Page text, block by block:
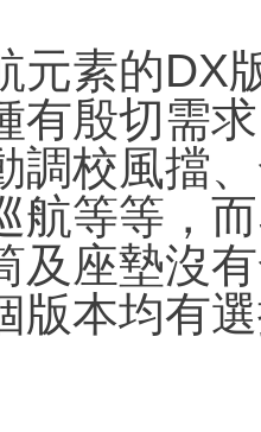
元素的DX
有殷切需
調校風擋
航等等，
及座墊沒
版本均有